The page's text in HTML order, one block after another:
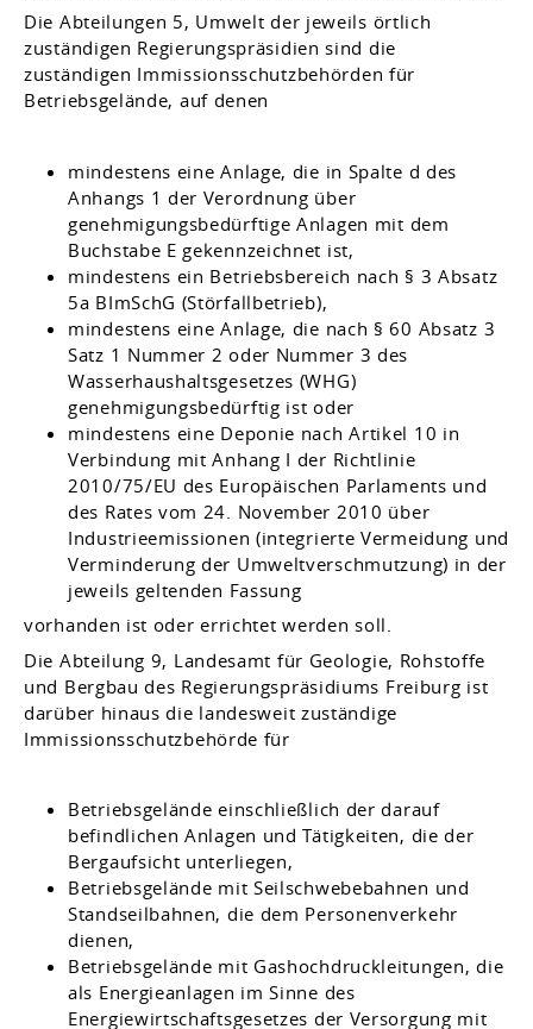
Die Abteilungen 5, Umwelt der jeweils örtlich
zuständigen Regierungspräsidien sind die
zuständigen Immissionsschutzbehörden für
Betriebsgelände, auf denen
mindestens eine Anlage, die in Spalte d des
Anhangs 1 der Verordnung über
genehmigungsbedürftige Anlagen mit dem
Buchstabe E gekennzeichnet ist,
mindestens ein Betriebsbereich nach § 3 Absatz
5a BImSchG (Störfallbetrieb),
mindestens eine Anlage, die nach § 60 Absatz 3
Satz 1 Nummer 2 oder Nummer 3 des
Wasserhaushaltsgesetzes (WHG)
genehmigungsbedürftig ist oder
mindestens eine Deponie nach Artikel 10 in
Verbindung mit Anhang I der Richtlinie
2010/75/EU des Europäischen Parlaments und
des Rates vom 24. November 2010 über
Industrieemissionen (integrierte Vermeidung und
Verminderung der Umweltverschmutzung) in der
jeweils geltenden Fassung
vorhanden ist oder errichtet werden soll.
Die Abteilung 9, Landesamt für Geologie, Rohstoffe
und Bergbau des Regierungspräsidiums Freiburg ist
darüber hinaus die landesweit zuständige
Immissionsschutzbehörde für
Betriebsgelände einschließlich der darauf
befindlichen Anlagen und Tätigkeiten, die der
Bergaufsicht unterliegen,
Betriebsgelände mit Seilschwebebahnen und
Standseilbahnen, die dem Personenverkehr
dienen,
Betriebsgelände mit Gashochdruckleitungen, die
als Energieanlagen im Sinne des
Energiewirtschaftsgesetzes der Versorgung mit